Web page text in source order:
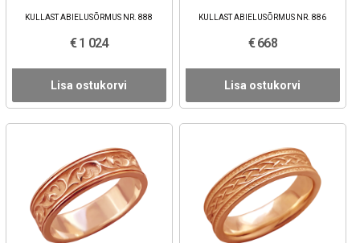
KULLAST ABIELUSÕRMUS NR. 888
€ 1 024
Lisa ostukorvi
KULLAST ABIELUSÕRMUS NR. 886
€ 668
Lisa ostukorvi